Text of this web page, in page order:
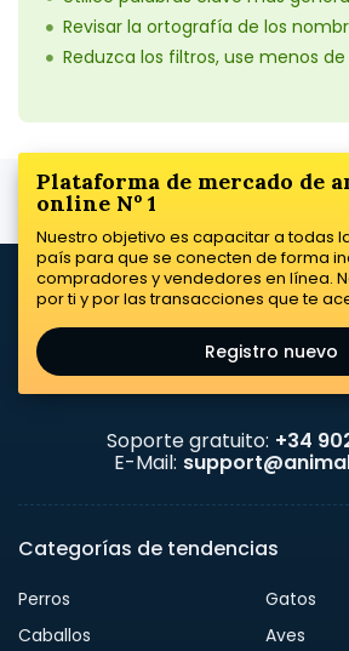
Revisar la ortografía de los
Reduzca los filtros, use menos de
Plataforma de mercado de
online Nº 1
Nuestro objetivo es capacitar a todas
país para que se conecten de forma
compradores y vendedores en línea.
por ti y por las transacciones que te
Registro nuevo
Soporte gratuito: +34
E-Mail:
Categorías de tendencias
Perros
Gatos
Caballos
Aves